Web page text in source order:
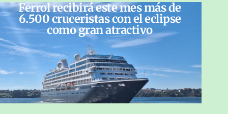
Ferrol recibirá este mes más de
6.500 cruceristas con el eclipse
como gran atractivo